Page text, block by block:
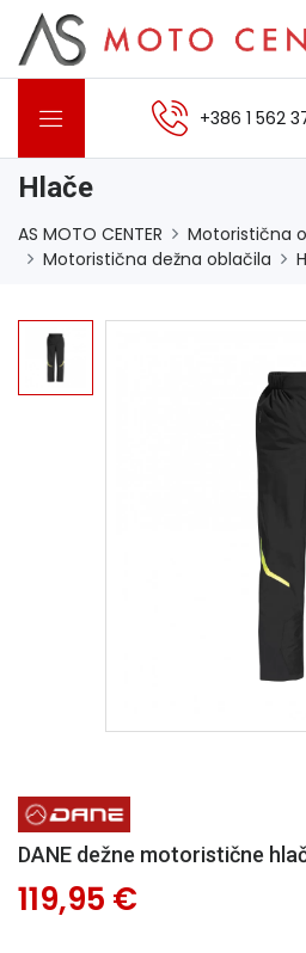
+386 1 562
Hlače
AS MOTO CENTER
Motoristična
Motoristična dežna oblačila
DANE dežne motoristične
119,95 €